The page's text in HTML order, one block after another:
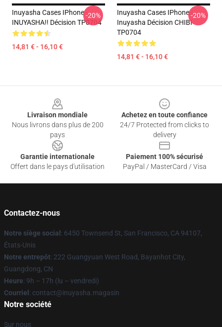
Inuyasha Cases IPhone -
INUYASHA!! Décision TP0704
14,81 € - 16,10 €
-20%
Inuyasha Cases IPhone -
Inuyasha Décision CHIBI
TP0704
14,81 € - 16,10 €
-20%
Livraison mondiale
Nous livrons dans plus de 200
pays
Achetez en toute confiance
24/7 Protected from clicks to
delivery
Garantie internationale
Offert dans le pays d'utilisation
Paiement 100% sécurisé
PayPal / MasterCard / Visa
Contactez-nous
Notre siège social : 6450 Townsend St, San Francisco, CA 94107,
États-Unis
Notre entrepôt: 222 Guangyuan West Road, Bayanhot City,
Guangdong, CN
Heure: 9h – 17h (lu – vendredi)
Courriel : contact@inuyasha.magasin
Notre société
Sur nous